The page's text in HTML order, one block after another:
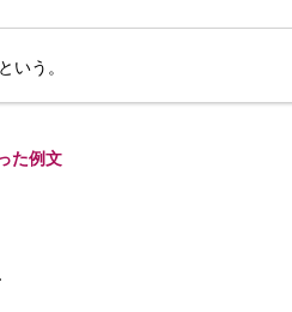
いう。
た例文